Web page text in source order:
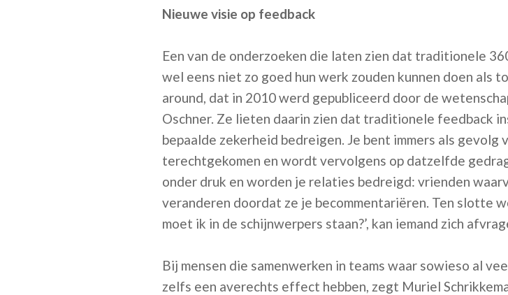
Nieuwe visie op feedback
Een van de onderzoeken die laten zien dat traditionele
wel eens niet zo goed hun werk zouden kunnen doen als
around, dat in 2010 werd gepubliceerd door de
Oschner. Ze lieten daarin zien dat traditionele feedback
bepaalde zekerheid bedreigen. Je bent immers als gevolg
terechtgekomen en wordt vervolgens op datzelfde
onder druk en worden je relaties bedreigd: vrienden
veranderen doordat ze je becommentariëren. Ten slotte
moet ik in de schijnwerpers staan?’, kan iemand zich
Bij mensen die samenwerken in teams waar sowieso al
zelfs een averechts effect hebben, zegt Muriel